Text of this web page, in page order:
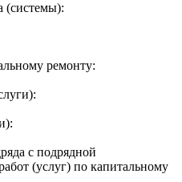
(системы):
ремонту:
с подрядной
(услуг) по капитальному